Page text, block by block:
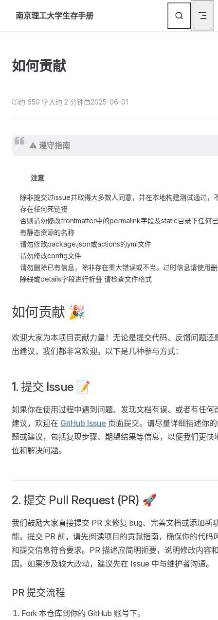
Skip to content
南京理工大学生存手册
如何贡献
约 650 字大约 2 分钟 2025-06-01
⚠️ 遵守指南
注意
除非提交过issue并取得大多数人同意，并在本地构建测试通过，
存在任何死链接
否则请勿修改frontmatter中的permalink字段及static目录下任何已
有静态资源的名称
请勿修改package.json或actions的yml文件
请勿修改config文件
请勿删除已有信息，除非存在重大错误或不当。过时信息请使用删
除线或details字段进行折叠 请检查文件格式
如何贡献 🎉
欢迎大家为本项目贡献力量！无论是提交代码、反馈问题还
出建议，我们都非常欢迎。以下是几种参与方式：
1. 提交 Issue 📝
如果你在使用过程中遇到问题、发现文档有误、或者有任何
建议，欢迎在 GitHub Issue 页面提交。请尽量详细描述你
题或建议，包括复现步骤、期望结果等信息，以便我们更快
位和解决问题。
2. 提交 Pull Request (PR) 🚀
我们鼓励大家直接提交 PR 来修复 bug、完善文档或添加新
能。提交 PR 前，请先阅读项目的贡献指南，确保你的代码
和提交信息符合要求。PR 描述应简明扼要，说明修改内容
因。如果涉及较大改动，建议先在 Issue 中与维护者沟通。
PR 提交流程
Fork 本仓库到你的 GitHub 账号下。